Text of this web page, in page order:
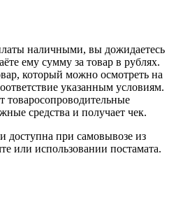
наличными, вы дожидаетесь
ему сумму за товар в рублях.
который можно осмотреть на
указанным условиям.
товаросопроводительные
средства и получает чек.
доступна при самовывозе из
или использовании постамата.